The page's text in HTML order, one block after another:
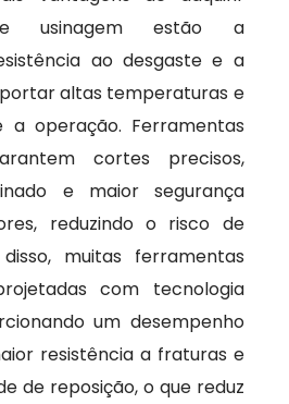
usinagem estão a
ao desgaste e a
altas temperaturas e
a operação. Ferramentas
cortes precisos,
e maior segurança
reduzindo o risco de
muitas ferramentas
com tecnologia
um desempenho
resistência a fraturas e
de reposição, o que reduz